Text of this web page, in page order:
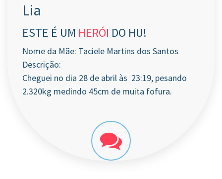
Lia
ESTE É UM HERÓI DO HU!
Nome da Mãe: Taciele Martins dos Santos
Descrição:
Cheguei no dia 28 de abril às 23:19, pesando
2.320kg medindo 45cm de muita fofura.